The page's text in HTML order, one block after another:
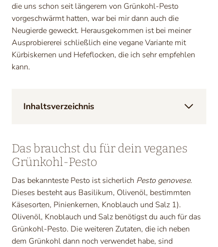
die uns schon seit längerem von Grünkohl-Pesto
vorgeschwärmt hatten, war bei mir dann auch die
Neugierde geweckt. Herausgekommen ist bei meiner
Ausprobiererei schließlich eine vegane Variante mit
Kürbiskernen und Hefeflocken, die ich sehr empfehlen
kann.
Inhaltsverzeichnis
Das brauchst du für dein veganes
Grünkohl-Pesto
Das bekannteste Pesto ist sicherlich Pesto genovese.
Dieses besteht aus Basilikum, Olivenöl, bestimmten
Käsesorten, Pinienkernen, Knoblauch und Salz 1).
Olivenöl, Knoblauch und Salz benötigst du auch für das
Grünkohl-Pesto. Die weiteren Zutaten, die ich neben
dem Grünkohl dann noch verwendet habe, sind